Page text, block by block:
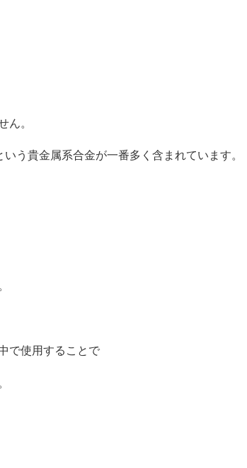
ん。
いう貴金属系合金が一番多く含まれています。
で使用することで